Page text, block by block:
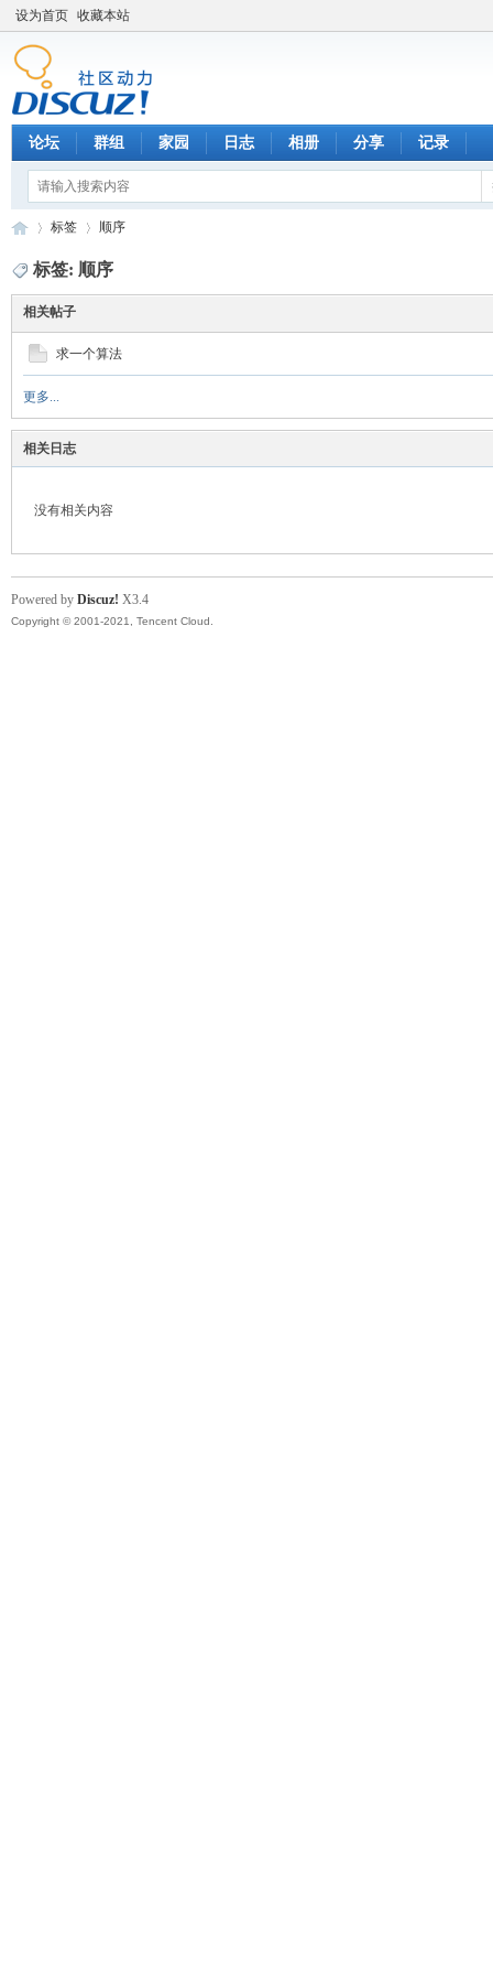
设为首页 收藏本站
论坛 群组 家园 日志 相册 分享 记录
›
标签 顺序
标签: 顺序
相关帖子
求一个算法
更多...
相关日志
没有相关内容
Powered by Discuz! X3.4
Copyright © 2001-2021, Tencent Cloud.